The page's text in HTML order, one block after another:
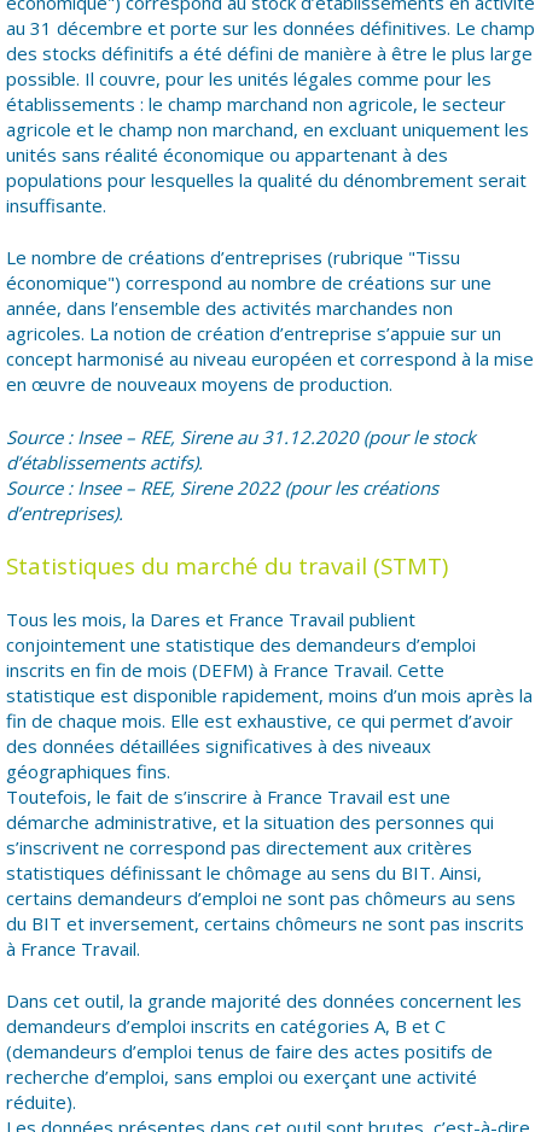
au 31 décembre et porte sur les données définitives. Le champ
des stocks définitifs a été défini de manière à être le plus large
possible. Il couvre, pour les unités légales comme pour les
établissements : le champ marchand non agricole, le secteur
agricole et le champ non marchand, en excluant uniquement les
unités sans réalité économique ou appartenant à des
populations pour lesquelles la qualité du dénombrement serait
insuffisante.
Le nombre de créations d’entreprises (rubrique "Tissu
économique") correspond au nombre de créations sur une
année, dans l’ensemble des activités marchandes non
agricoles. La notion de création d’entreprise s’appuie sur un
concept harmonisé au niveau européen et correspond à la mise
en œuvre de nouveaux moyens de production.
Source : Insee – REE, Sirene au 31.12.2020 (pour le stock
d’établissements actifs).
Source : Insee – REE, Sirene 2022 (pour les créations
d’entreprises).
Statistiques du marché du travail (STMT)
Tous les mois, la Dares et France Travail publient
conjointement une statistique des demandeurs d’emploi
inscrits en fin de mois (DEFM) à France Travail. Cette
statistique est disponible rapidement, moins d’un mois après la
fin de chaque mois. Elle est exhaustive, ce qui permet d’avoir
des données détaillées significatives à des niveaux
géographiques fins.
Toutefois, le fait de s’inscrire à France Travail est une
démarche administrative, et la situation des personnes qui
s’inscrivent ne correspond pas directement aux critères
statistiques définissant le chômage au sens du BIT. Ainsi,
certains demandeurs d’emploi ne sont pas chômeurs au sens
du BIT et inversement, certains chômeurs ne sont pas inscrits
à France Travail.
Dans cet outil, la grande majorité des données concernent les
demandeurs d’emploi inscrits en catégories A, B et C
(demandeurs d’emploi tenus de faire des actes positifs de
recherche d’emploi, sans emploi ou exerçant une activité
réduite).